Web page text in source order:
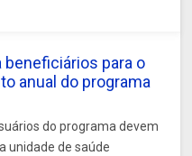
beneficiários para o
anual do programa
do programa devem
unidade de saúde